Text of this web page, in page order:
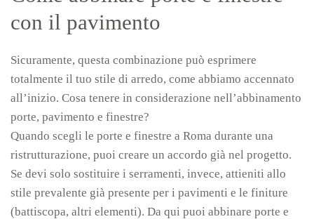
con il pavimento
Sicuramente, questa combinazione può esprimere
totalmente il tuo stile di arredo, come abbiamo accennato
all’inizio. Cosa tenere in considerazione nell’abbinamento
porte, pavimento e finestre?
Quando scegli le porte e finestre a Roma durante una
ristrutturazione, puoi creare un accordo già nel progetto.
Se devi solo sostituire i serramenti, invece, attieniti allo
stile prevalente già presente per i pavimenti e le finiture
(battiscopa, altri elementi). Da qui puoi abbinare porte e